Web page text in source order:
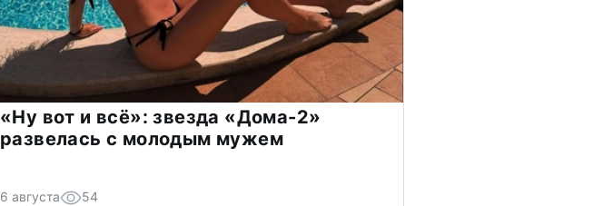
«Ну вот и всё»: звезда «Дома-2»
развелась с молодым мужем
6 августа 54